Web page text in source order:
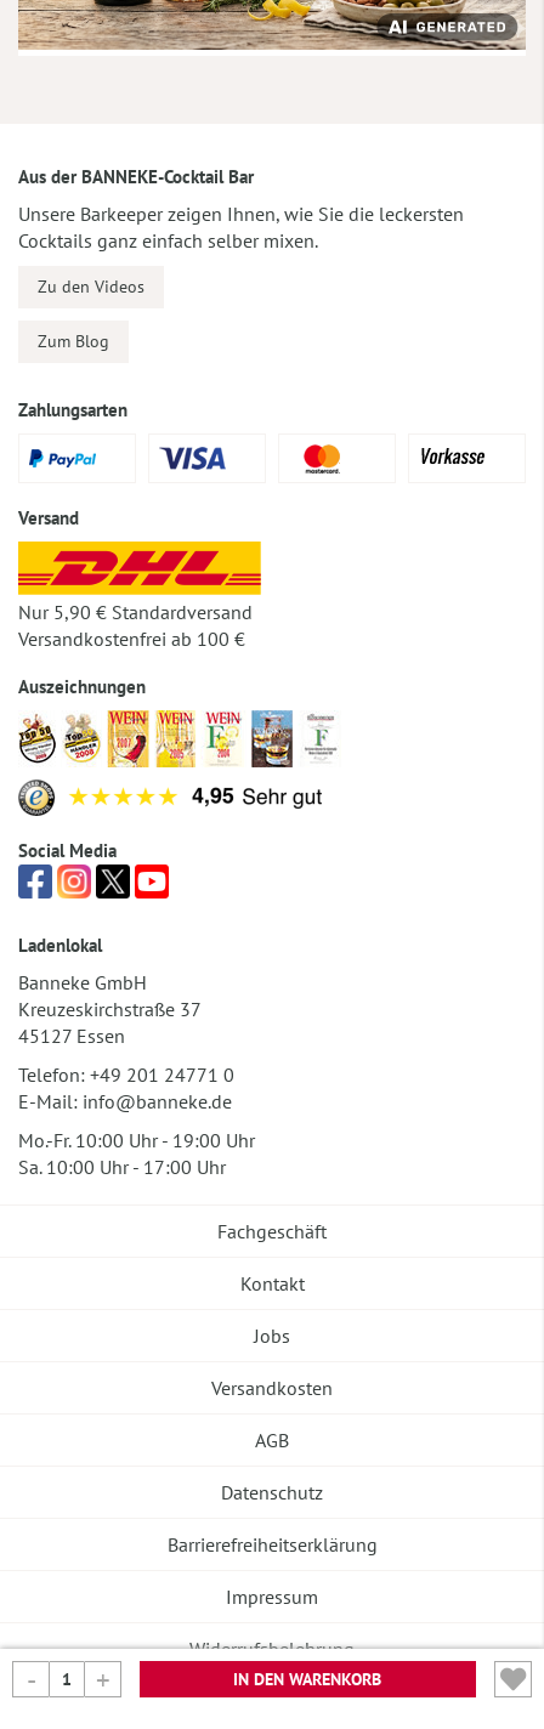
IN DEN WARENKORB
Aus der BANNEKE-Cocktail Bar
Unsere Barkeeper zeigen Ihnen, wie Sie die leckersten
Cocktails ganz einfach selber mixen.
Zu den Videos
Zum Blog
Zahlungsarten
Versand
Nur 5,90 € Standardversand
Versandkostenfrei ab 100 €
Auszeichnungen
Social Media
Ladenlokal
Banneke GmbH
Kreuzeskirchstraße 37
45127 Essen
Telefon: +49 201 24771 0
E-Mail: info@banneke.de
Mo.-Fr. 10:00 Uhr - 19:00 Uhr
Sa. 10:00 Uhr - 17:00 Uhr
Fachgeschäft
Kontakt
Jobs
Versandkosten
AGB
Datenschutz
Barrierefreiheitserklärung
Impressum
Widerrufsbelehrung
Vertrag widerrufen